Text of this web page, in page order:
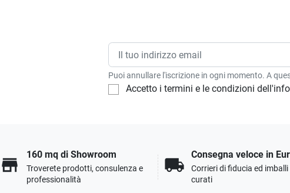
Puoi annullare l'iscrizione in ogni momento. A
Accetto i termini e le condizioni
store
160 mq di Showroom
Troverete prodotti, consulenza e
professionalità
local_shipping
Consegna veloce in
Corrieri di fiducia ed imballi
curati